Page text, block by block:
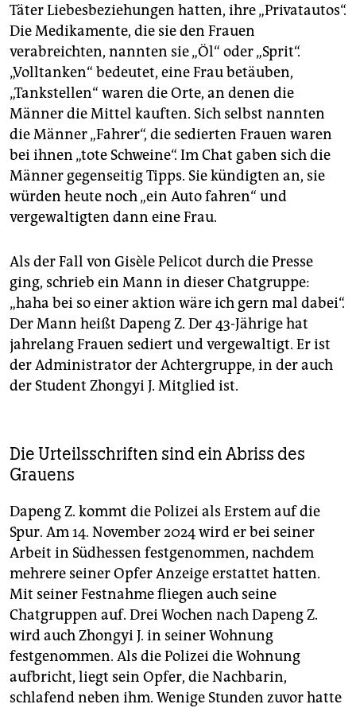
Täter Liebesbeziehungen hatten, ihre „Privatautos“.
Die Medikamente, die sie den Frauen
verabreichten, nannten sie „Öl“ oder „Sprit“.
„Volltanken“ bedeutet, eine Frau betäuben,
„Tankstellen“ waren die Orte, an denen die
Männer die Mittel kauften. Sich selbst nannten
die Männer „Fahrer“, die sedierten Frauen waren
bei ihnen „tote Schweine“. Im Chat gaben sich die
Männer gegenseitig Tipps. Sie kündigten an, sie
würden heute noch „ein Auto fahren“ und
vergewaltigten dann eine Frau.
Als der Fall von Gisèle Pelicot durch die Presse
ging, schrieb ein Mann in dieser Chatgruppe:
„haha bei so einer aktion wäre ich gern mal dabei“.
Der Mann heißt Dapeng Z. Der 43-Jährige hat
jahrelang Frauen sediert und vergewaltigt. Er ist
der Administrator der Achtergruppe, in der auch
der Student Zhongyi J. Mitglied ist.
Die Urteilsschriften sind ein Abriss des
Grauens
Dapeng Z. kommt die Polizei als Erstem auf die
Spur. Am 14. November 2024 wird er bei seiner
Arbeit in Südhessen festgenommen, nachdem
mehrere seiner Opfer Anzeige erstattet hatten.
Mit seiner Festnahme fliegen auch seine
Chatgruppen auf. Drei Wochen nach Dapeng Z.
wird auch Zhongyi J. in seiner Wohnung
festgenommen. Als die Polizei die Wohnung
aufbricht, liegt sein Opfer, die Nachbarin,
schlafend neben ihm. Wenige Stunden zuvor hatte